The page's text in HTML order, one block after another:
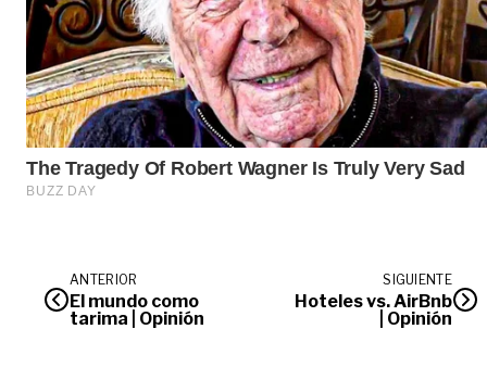
ANTERIOR
El mundo como
tarima | Opinión
SIGUIENTE
Hoteles vs. AirBnb
| Opinión